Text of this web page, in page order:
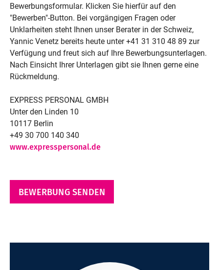
Bewerbungsformular. Klicken Sie hierfür auf den
"Bewerben"-Button. Bei vorgängigen Fragen oder
Unklarheiten steht Ihnen unser Berater in der Schweiz,
Yannic Venetz bereits heute unter +41 31 310 48 89 zur
Verfügung und freut sich auf Ihre Bewerbungsunterlagen.
Nach Einsicht Ihrer Unterlagen gibt sie Ihnen gerne eine
Rückmeldung.
EXPRESS PERSONAL GMBH
Unter den Linden 10
10117 Berlin
+49 30 700 140 340
www.expresspersonal.de
BEWERBUNG SENDEN